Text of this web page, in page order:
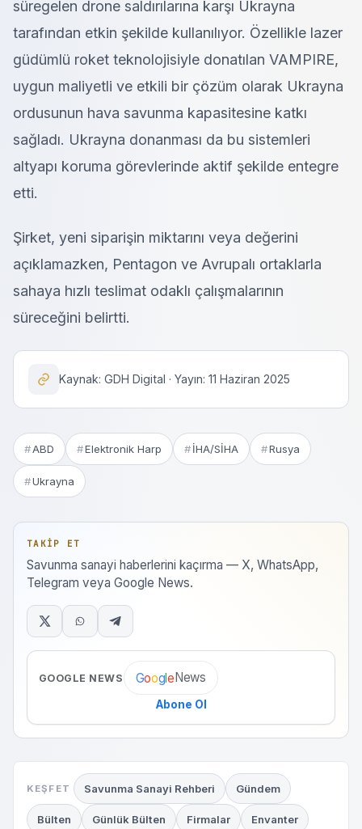
süregelen drone saldırılarına karşı Ukrayna
tarafından etkin şekilde kullanılıyor. Özellikle lazer
güdümlü roket teknolojisiyle donatılan VAMPIRE,
uygun maliyetli ve etkili bir çözüm olarak Ukrayna
ordusunun hava savunma kapasitesine katkı
sağladı. Ukrayna donanması da bu sistemleri
altyapı koruma görevlerinde aktif şekilde entegre
etti.
Şirket, yeni siparişin miktarını veya değerini
açıklamazken, Pentagon ve Avrupalı ortaklarla
sahaya hızlı teslimat odaklı çalışmalarının
süreceğini belirtti.
Kaynak: GDH Digital · Yayın: 11 Haziran 2025
ABD Elektronik Harp İHA/SİHA Rusya
Ukrayna
TAKIP ET
Savunma sanayi haberlerini kaçırma — X, WhatsApp,
Telegram veya Google News.
GOOGLE NEWS GoogleNews
Abone Ol
KEŞFET Savunma Sanayi Rehberi Gündem
Bülten Günlük Bülten Firmalar Envanter